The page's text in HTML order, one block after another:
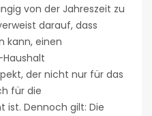
von der Jahreszeit zu
darauf, dass
kann, einen
der nicht nur für das
für die
ist. Dennoch gilt: Die